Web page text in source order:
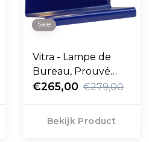
Sale
Vitra - Lampe de
Bureau, Prouvé
Bleu Marcoule
€265,00 €279,00
Bekijk Product